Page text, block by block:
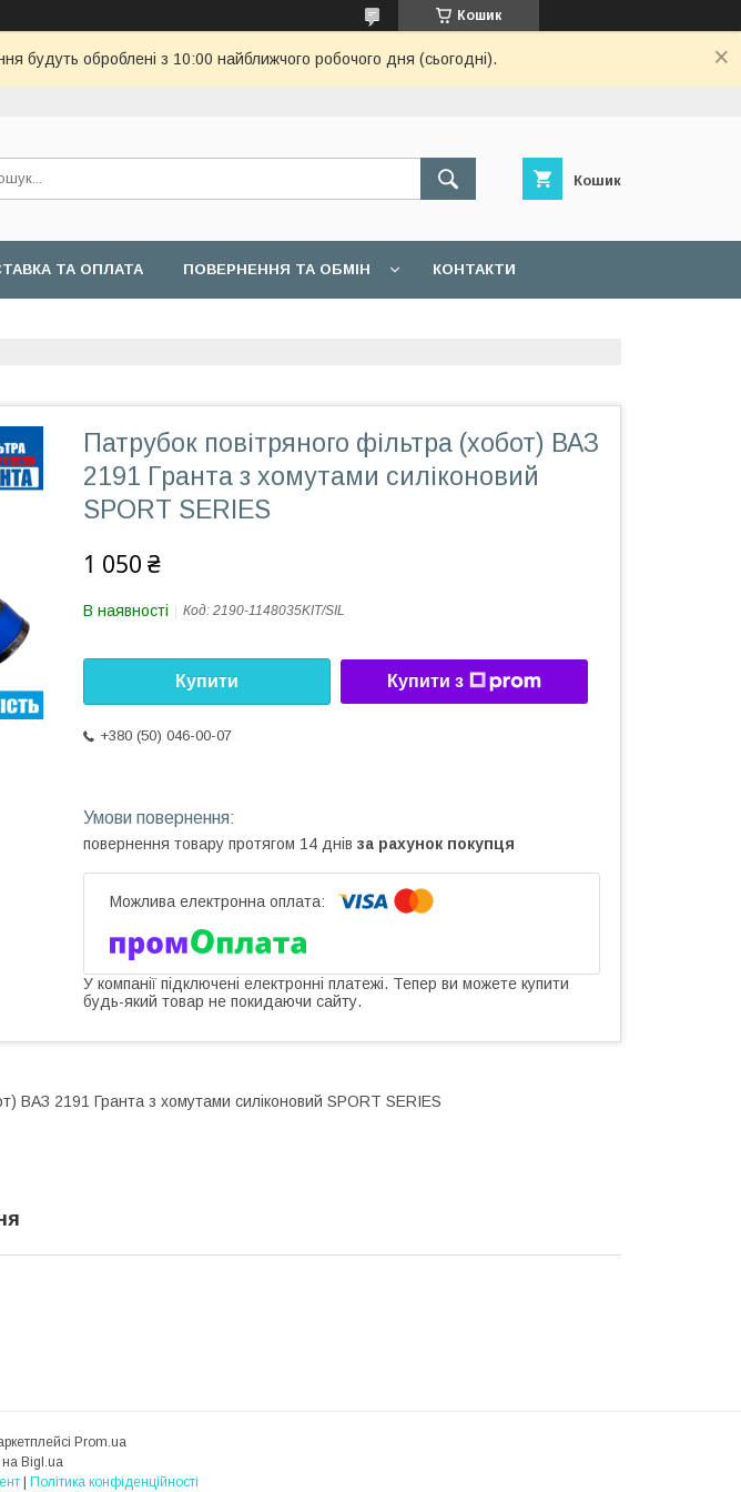
Кошик
будуть оброблені з 10:00 найближчого робочого дня (сьогодні).
Кошик
ТА ОПЛАТА ПОВЕРНЕННЯ ТА ОБМІН КОНТАКТИ
Патрубок повітряного фільтра (хобот) ВАЗ
2191 Гранта з хомутами силіконовий
SPORT SERIES
1 050 ₴
В наявності Код: 2190-1148035KIT/SIL
Купити Купити з
+380 (50) 046-00-07
повернення товару протягом 14 днів за рахунок покупця
У компанії підключені електронні платежі. Тепер ви можете купити
будь-який товар не покидаючи сайту.
ВАЗ 2191 Гранта з хомутами силіконовий SPORT SERIES
Prom.ua
Bigl.ua
| Політика конфіденційності